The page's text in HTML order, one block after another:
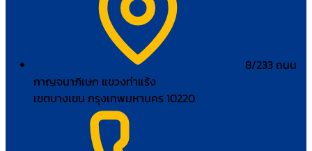
8/233 ถนน
กาญจนาภิเษก แขวงท่าแร้ง
เขตบางเขน กรุงเทพมหานคร 10220